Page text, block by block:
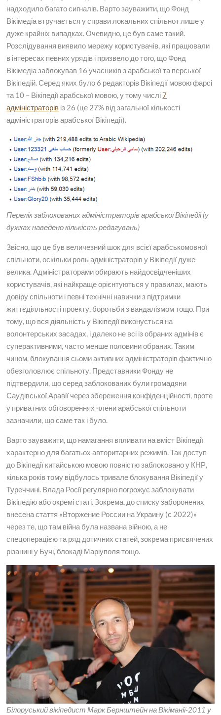
надходило багато сигналів. Варто зауважити, що Фонд
Вікімедіа втручається у справи локальних спільнот лише у
дуже крайніх випадках. Очевидно, це був саме такий.
Розслідування виявило мережу користувачів, які працювали
в інтересах певних урядів і призвело до того, що Фонд
Вікімедіа заблокував 16 учасників з арабської та перської
Вікіпедій. Серед яких було 6 редакторів Вікіпедії мовою фарсі
та 10 – Вікіпедії арабської мовою, у тому числі7
адміністраторів із 26 (це 27% від загальної кількості
адміністраторів арабської Вікіпедії).
Перелік заблокованих адміністраторів арабської Вікіпедії(у
дужках наведено кількість редагувань)
Звісно, що це був величезний шок для всієї арабськомовної
спільноти, оскільки роль адміністраторів у Вікіпедії дуже
велика. Адміністраторами обирають найдосвідченіших
користувачів, які найкраще орієнтуються у правилах, мають
довіру спільноти і певні технічні навички з підтримки
життєдіяльності проекту, боротьби з вандалізмом тощо. При
тому, що вся діяльність у Вікіпедії виконується на
волонтерських засадах, і далеко не всі із обраних адмінів є
суперактивними, часто менше половини обраних. Таким
чином, блокування сьоми активних адміністраторів фактично
обезголовлює спільноту. Представники Фонду не
підтвердили, що серед заблокованих були громадяни
Саудівської Аравії через збереження конфіденційності, проте
у приватних обговореннях члени арабської спільноти
зазначили, що саме так і було.
Варто зауважити, що намагання впливати на вміст Вікіпедії
характерно для багатьох авторитарних режимів. Так доступ
до Вікіпедії китайською мовою повністю заблоковано у КНР,
кілька років тому відбулось тривале блокування Вікіпедії у
Туреччині. Влада Росії регулярно погрожує заблокувати
Вікіпедію або окремі статі. Зокрема, до списку заборонених
внесена стаття «Вторжение России на Украину (с 2022)»
через те, що там війна була названа війною, а не
спецоперацією та ряд дотичних статей, зокрема присвячених
різанині у Бучі, блокаді Маріуполя тощо.
Білоруський вікіпедист Марк Бернштейн на Вікіманії-2011 у